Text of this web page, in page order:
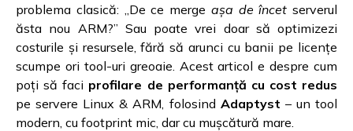
problema clasică: „De ce merge așa de încet serverul
ăsta nou ARM?” Sau poate vrei doar să optimizezi
costurile și resursele, fără să arunci cu banii pe licențe
scumpe ori tool-uri greoaie. Acest articol e despre cum
poți să faci profilare de performanță cu cost redus
pe servere Linux & ARM, folosind Adaptyst – un tool
modern, cu footprint mic, dar cu mușcătură mare.